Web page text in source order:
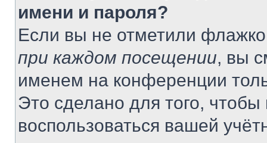
имени и пароля?
Если вы не отметили
при каждом посещении, вы
именем на конференции
Это сделано для того, чтобы
воспользоваться вашей